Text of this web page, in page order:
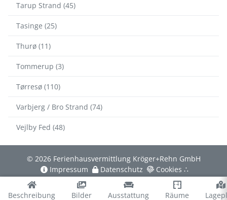
Beschreibung Bilder Ausstattung Räume
Tarup Strand (45)
Tasinge (25)
Thurø (11)
Tommerup (3)
Tørresø (110)
Varbjerg / Bro Strand (74)
Vejlby Fed (48)
© 2026 Ferienhausvermittlung Kröger+Rehn GmbH
Impressum
Datenschutz Cookies ∴